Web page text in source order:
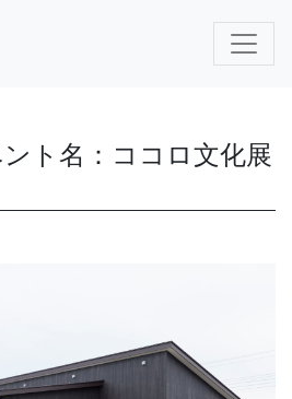
ト名：ココロ文化展